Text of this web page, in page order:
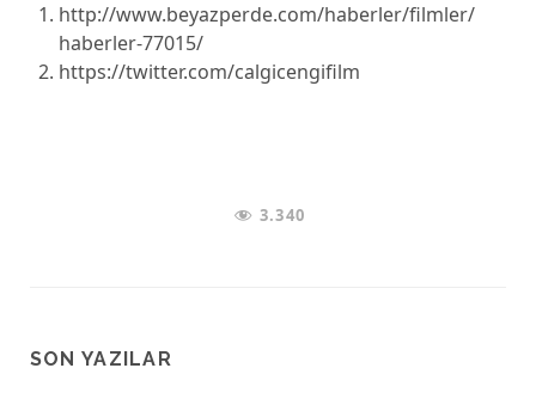
http://www.beyazperde.com/haberler/filmler/
haberler-77015/
https://twitter.com/calgicengifilm
3.340
SON YAZILAR